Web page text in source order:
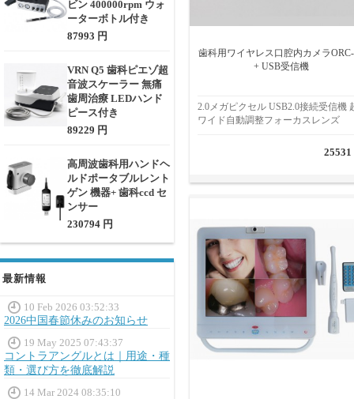
ビン 400000rpm ウォ
ーターボトル付き
87993 円
VRN Q5 歯科ピエゾ超
音波スケーラー 無痛
歯周治療 LEDハンド
ピース付き
89229 円
高周波歯科用ハンドヘ
ルドポータブルレント
ゲン 機器+ 歯科ccd セ
ンサー
230794 円
最新情報
10 Feb 2026 03:52:33
2026中国春節休みのお知らせ
19 May 2025 07:43:37
コントラアングルとは｜用途・種
類・選び方を徹底解説
14 Mar 2024 08:35:10
歯科用ワイヤレス口腔内カメラ
+ USB受信機
2.0メガピクセル USB2.0接続受信機
ワイド自動調整フォーカスレンズ
25531